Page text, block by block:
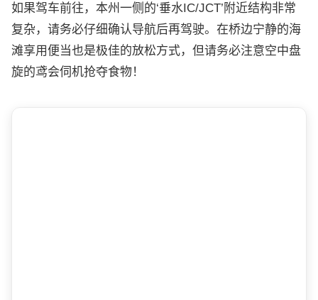
如果驾车前往，本州一侧的‘垂水IC/JCT’附近结构非常
复杂，请务必仔细确认导航后再驾驶。在桥边宁静的海
滩享用便当也是极佳的放松方式，但请务必注意空中盘
旋的鸢会伺机抢夺食物！